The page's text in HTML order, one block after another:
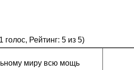
голос, Рейтинг: 5из 5)
миру всю мощь